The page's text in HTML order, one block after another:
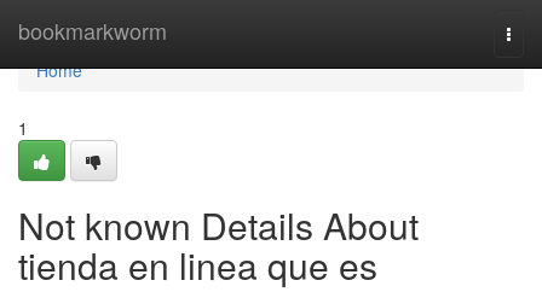
bookmarkworm
Home
Home
1
Not known Details About
tienda en linea que es